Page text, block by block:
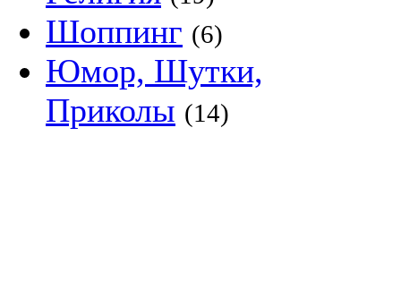
Шоппинг (6)
Юмор, Шутки,
Приколы (14)